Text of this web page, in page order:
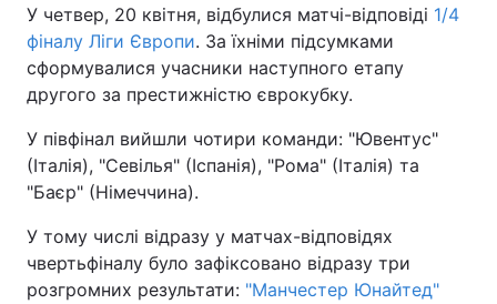
У четвер, 20 квітня, відбулися матчі-відповіді 1/4
фіналу Ліги Європи. За їхніми підсумками
сформувалися учасники наступного етапу
другого за престижністю єврокубку.
У півфінал вийшли чотири команди: "Ювентус"
(Італія), "Севілья" (Іспанія), "Рома" (Італія) та
"Баєр" (Німеччина).
У тому числі відразу у матчах-відповідях
чвертьфіналу було зафіксовано відразу три
розгромних результати: "Манчестер Юнайтед"